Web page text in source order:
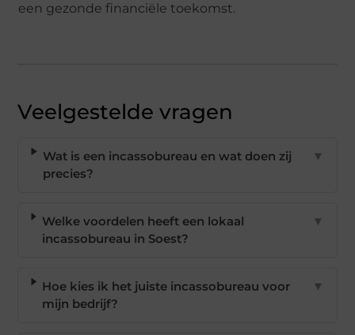
een gezonde financiële toekomst.
Veelgestelde vragen
Wat is een incassobureau en wat doen zij
precies?
▼
Welke voordelen heeft een lokaal
incassobureau in Soest?
▼
Hoe kies ik het juiste incassobureau voor
mijn bedrijf?
▼